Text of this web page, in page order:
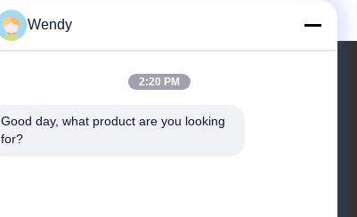
우리 주소
Wendy
2:20 PM
Good day, what product are you looking
for?